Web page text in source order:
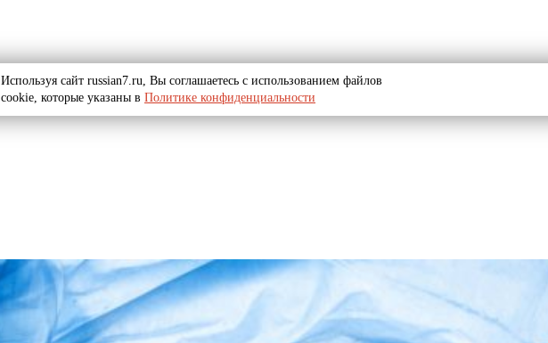
Используя сайт russian7.ru, Вы соглашаетесь с использованием файлов
cookie, которые указаны в Политике конфиденциальности